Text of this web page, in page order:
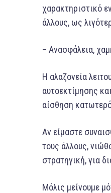
χαρακτηριστικό
άλλους, ως
– Ανασφάλεια,
Η αλαζονεία
αυτοεκτίμησης
αίσθηση
Αν είμαστε
τους άλλους,
στρατηγική, για
Μόλις μείνουμε